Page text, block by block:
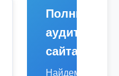
Полный
аудит
сайта
Найдем